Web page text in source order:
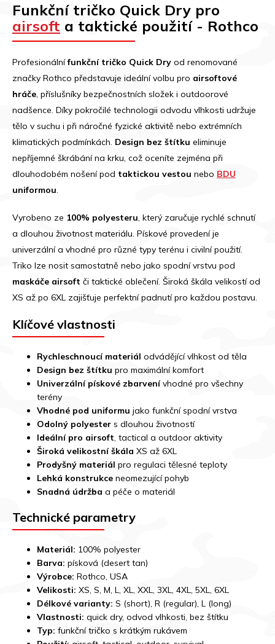
Funkční tričko Quick Dry pro
airsoft a taktické použití - Rothco
Profesionálnífunkční tričko Quick Dry od renomované
značky Rothco představuje ideální volbu pro airsoftové
hráče, příslušníky bezpečnostních složek i outdoorové
nadšence. Díky pokročilé technologii odvodu vlhkosti udržuje
tělo v suchu i při náročné fyzické aktivitě nebo extrémních
klimatických podmínkách. Design bez štítku eliminuje
nepříjemné škrábání na krku, což oceníte zejména při
dlouhodobém nošení pod taktickou vestou nebo BDU
uniformou.
Vyrobeno ze 100% polyesteru, který zaručuje rychlé schnutí
a dlouhou životnost materiálu. Pískové provedení je
univerzální a vhodné pro různé typy terénu i civilní použití.
Triko lze nosit samostatně nebo jako spodní vrstvu pod
maskáče airsoft či taktické oblečení. Široká škála velikostí od
XS až po 6XL zajišťuje perfektní padnutí pro každou postavu.
Klíčové vlastnosti
Rychleschnoucí materiál odvádějící vlhkost od těla
Design bez štítku pro maximální komfort
Univerzální pískové zbarvenívhodné pro všechny
terény
Vhodné pod uniformu jako funkční spodní vrstva
Odolný polyester s dlouhou životností
Ideální pro airsoft, tactical a outdoor aktivity
Široká velikostní škála XS až 6XL
Prodyšný materiál pro regulaci tělesné teploty
Lehká konstrukce neomezující pohyb
Snadná údržba a péče o materiál
Technické parametry
Materiál: 100% polyester
Barva: písková (desert tan)
Výrobce: Rothco, USA
Velikosti: XS, S, M, L, XL, XXL, 3XL, 4XL, 5XL, 6XL
Délkové varianty: S (short), R (regular), L (long)
Vlastnosti: quick dry, odvod vlhkosti, bez štítku
Typ: funkční tričko s krátkým rukávem